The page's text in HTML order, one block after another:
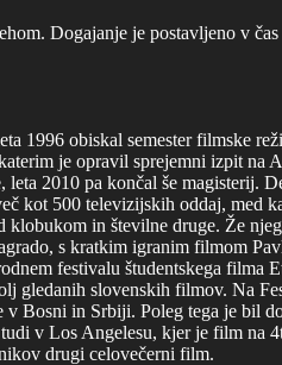
Dogajanje je postavljeno v
1996 obiskal semester filmske
je opravil sprejemni izpit na
2010 pa končal še magisterij.
kot 500 televizijskih oddaj, med
in številne druge. Že
s kratkim igranim filmom
festivalu študentskega filma
gledanih slovenskih filmov. Na
v Bosni in Srbiji. Poleg tega je bil
v Los Angelesu, kjer je film na
drugi celovečerni film.